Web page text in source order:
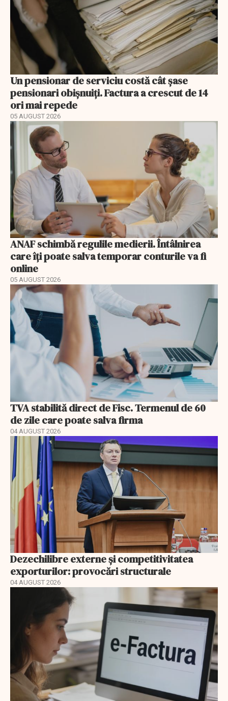
Un pensionar de serviciu costă cât șase
pensionari obișnuiți. Factura a crescut de 14
ori mai repede
05 AUGUST 2026
ANAF schimbă regulile medierii. Întâlnirea
care îți poate salva temporar conturile va fi
online
05 AUGUST 2026
TVA stabilită direct de Fisc. Termenul de 60
de zile care poate salva firma
04 AUGUST 2026
Dezechilibre externe și competitivitatea
exporturilor: provocări structurale
04 AUGUST 2026